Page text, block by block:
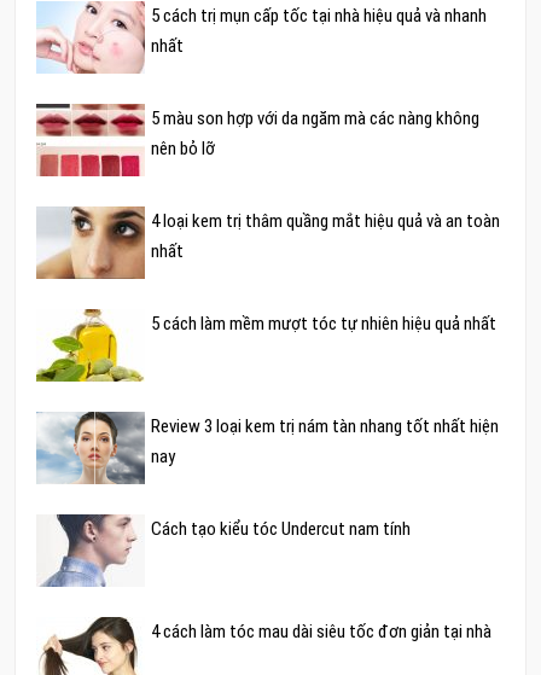
5 cách trị mụn cấp tốc tại nhà hiệu quả và nhanh
nhất
5 màu son hợp với da ngăm mà các nàng không
nên bỏ lỡ
4 loại kem trị thâm quầng mắt hiệu quả và an toàn
nhất
5 cách làm mềm mượt tóc tự nhiên hiệu quả nhất
Review 3 loại kem trị nám tàn nhang tốt nhất hiện
nay
Cách tạo kiểu tóc Undercut nam tính
4 cách làm tóc mau dài siêu tốc đơn giản tại nhà